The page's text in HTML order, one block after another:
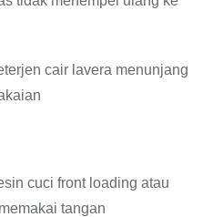
cair lavera menunjang
cuci front loading atau
tangan